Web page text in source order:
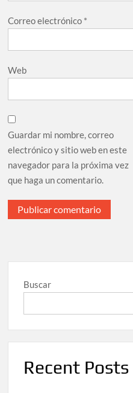
Correo electrónico *
Web
Guardar mi nombre, correo
electrónico y sitio web en este
navegador para la próxima vez
que haga un comentario.
Buscar
Recent Posts